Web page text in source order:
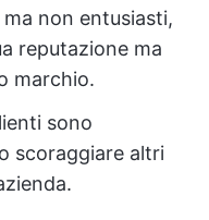
non entusiasti,
reputazione ma
marchio.
sono
scoraggiare altri